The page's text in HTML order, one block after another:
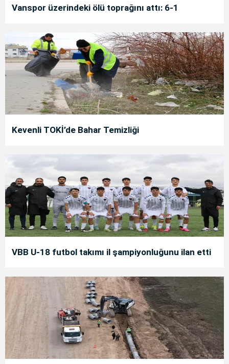
Vanspor üzerindeki ölü toprağını attı: 6-1
Kevenli TOKİ’de Bahar Temizliği
VBB U-18 futbol takımı il şampiyonluğunu ilan etti